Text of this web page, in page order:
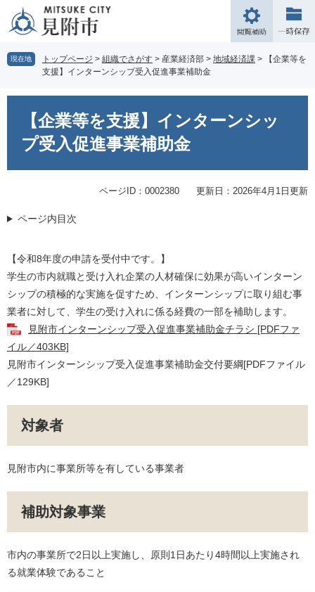
の
先
で
ー
を
ば
へ
閲
覧
補
現在地 トップページ > 組織でさがす > 産業経済部 > 地域経済課 >
【企業等を
支援】インターンシップ受入促進事業補助金
【企業等を支援】インターンシッ
プ受入促進事業補助金
ページID：0002380 更新日：2026年4月1日更新
ページ内目次
【令和8年度の申請を受付中です。】
学生の市内就職と受け入れ企業の人材確保に効果が高いインターン
シップの積極的な実施を促すため、インターンシップに取り組む事
業者に対して、学生の受け入れに係る経費の一部を補助します。
見附市インターンシップ受入促進事業補助金チラシ [PDFファ
イル／403KB]
見附市インターンシップ受入促進事業補助金交付要綱[PDFファイル
／129KB]
対象者
見附市内に事業所等を有している事業者
補助対象事業
市内の事業所で2日以上実施し、原則1日あたり4時間以上実施され
る就業体験であること